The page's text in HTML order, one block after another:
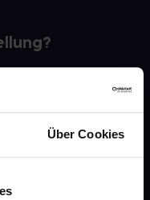
Über Cookies